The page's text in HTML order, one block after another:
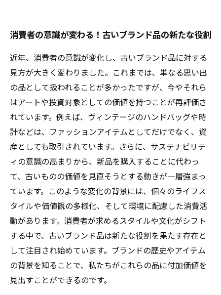
消費者の意識が変わる！古いブランド品の新たな役割
近年、消費者の意識が変化し、古いブランド品に対する
見方が大きく変わりました。これまでは、単なる思い出
の品として扱われることが多かったですが、今やそれら
はアートや投資対象としての価値を持つことが再評価さ
れています。例えば、ヴィンテージのハンドバッグや時
計などは、ファッションアイテムとしてだけでなく、資
産としても取引されています。さらに、サステナビリテ
ィの意識の高まりから、新品を購入することに代わっ
て、古いものの価値を見直そうとする動きが一層強まっ
ています。このような変化の背景には、個々のライフス
タイルや価値観の多様化、そして環境に配慮した消費活
動があります。消費者が求めるスタイルや文化がシフト
する中で、古いブランド品は新たな役割を果たす存在と
して注目され始めています。ブランドの歴史やアイテム
の背景を知ることで、私たちがこれらの品に付加価値を
見出すことができるのです。